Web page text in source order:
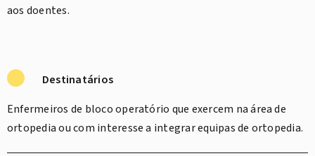
aos doentes.
Destinatários
Enfermeiros de bloco operatório que exercem na área de
ortopedia ou com interesse a integrar equipas de ortopedia.